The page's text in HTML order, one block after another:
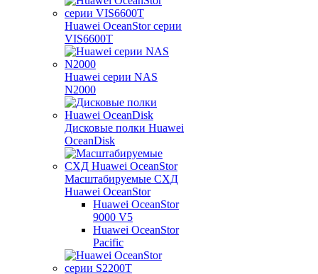
Huawei OceanStor серии
VIS6600T
Huawei серии NAS
N2000
Дисковые полки Huawei
OceanDisk
Масштабируемые СХД
Huawei OceanStor
Huawei OceanStor
9000 V5
Huawei OceanStor
Pacific